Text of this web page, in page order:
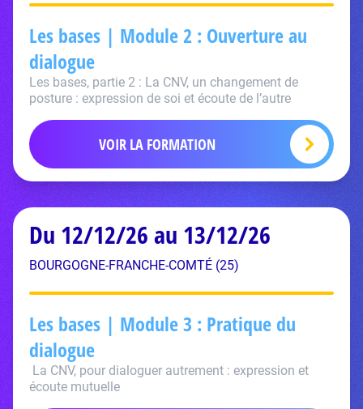
Les bases | Module 2 : Ouverture au
dialogue
Les bases, partie 2 : La CNV, un changement de
posture : expression de soi et écoute de l’autre
VOIR LA FORMATION
Du 12/12/26 au 13/12/26
BOURGOGNE-FRANCHE-COMTÉ (25)
Les bases | Module 3 : Pratique du
dialogue
La CNV, pour dialoguer autrement : expression et
écoute mutuelle